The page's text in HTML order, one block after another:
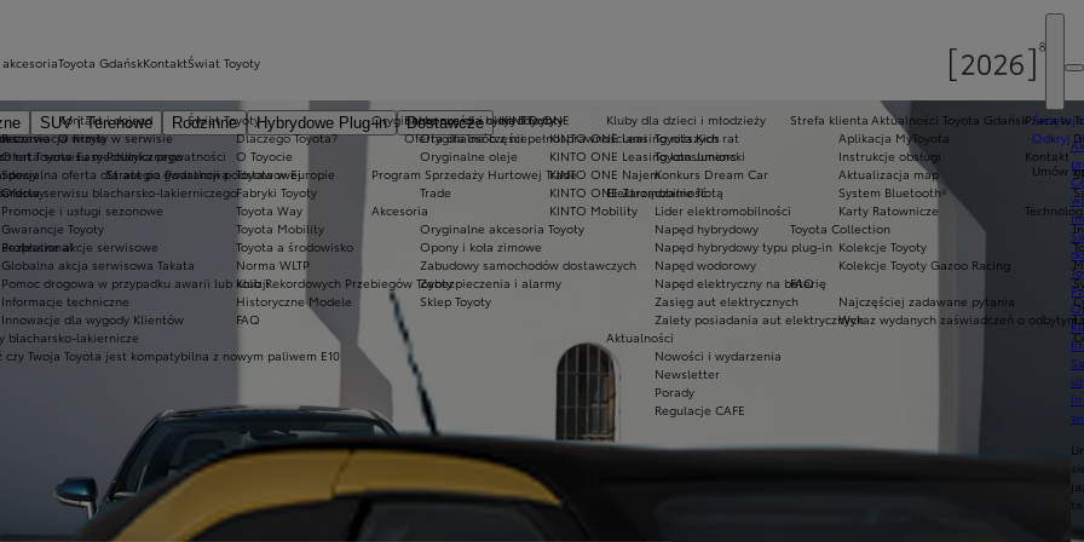
SUV i Terenowe Rodzinne Hybrydowe Plug-in
Dostawcze
czasie
Ekobonus dla hybryd Toyoty
Oferta dla osób z niepełnosprawnościami
Odkryj
Umów
rat Toyota Easy
KINTO ONE
KINTO ONE Leasing niższych rat
KINTO ONE Leasing konsumencki
KINTO ONE Najem
KINTO ONE Zarządzanie flotą
KINTO Mobility
Rezerwacja wizyty w serwisie
Oferta serwisu mechanicznego
Specjalna oferta dla aut po gwarancji podstawowej
Oferta serwisu blacharsko-lakierniczego
Promocje i usługi sezonowe
Gwarancje Toyoty
Bezpłatne akcje serwisowe
Globalna akcja serwisowa Takata
Pomoc drogowa w przypadku awarii lub kolizji
Informacje techniczne
Innowacje dla wygody Klientów
blacharsko-lakiernicze
czy Twoja Toyota jest kompatybilna z nowym paliwem E10
Oryginalne części i oleje Toyoty
Oryginalne części
Oryginalne oleje
Program Sprzedaży Hurtowej Trade
Trade
Akcesoria
Oryginalne akcesoria Toyoty
Opony i koła zimowe
Zabudowy samochodów dostawczych
Zabezpieczenia i alarmy
Sklep Toyoty
Strefa klienta
Aplikacja MyToyota
Instrukcje obsługi
Aktualizacja map
System Bluetooth®
Karty Ratownicze
Toyota Collection
Kolekcje Toyoty
Kolekcje Toyoty Gazoo Racing
FAQ
Najczęściej zadawane pytania
Wykaz wydanych zaświadczeń o odbytym
Toyota Gdańsk
Kontakt i dojazd
O firmie
Polityka prywatności
Strategia Podatkowa
Aktualności Toyota Gdańsk
KontaktŚwiat Toyoty
Świat Toyoty
Dlaczego Toyota?
O Toyocie
Toyota w Europie
Fabryki Toyoty
Toyota Way
Toyota Mobility
Toyota a środowisko
Norma WLTP
Klub Rekordowych Przebiegów Toyoty
Historyczne Modele
FAQ
Kluby dla dzieci i młodzieży
Toyota Kids
Toyota Juniors
Konkurs Dream Car
Elektromobilność
Lider elektromobilności
Napęd hybrydowy
Napęd hybrydowy typu plug-in
Napęd wodorowy
Napęd elektryczny na baterię
Zasięg aut elektrycznych
Zalety posiadania aut elektrycznych
Aktualności
Nowości i wydarzenia
Newsletter
Porady
Regulacje CAFE
Praca w
Kontakt